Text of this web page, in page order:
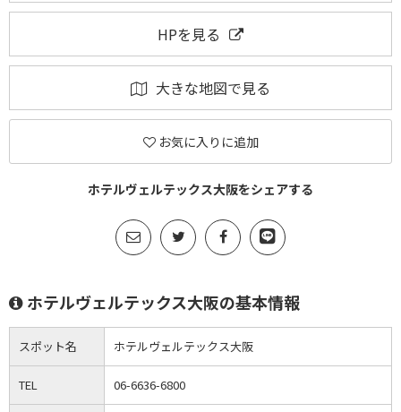
HPを見る
大きな地図で見る
お気に入りに追加
ホテルヴェルテックス大阪をシェアする
ホテルヴェルテックス大阪の基本情報
スポット名 ホテルヴェルテックス大阪
TEL 06-6636-6800